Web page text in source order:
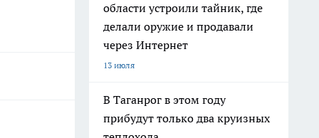
области устроили тайник, где
делали оружие и продавали
через Интернет
13 июля
В Таганрог в этом году
прибудут только два круизных